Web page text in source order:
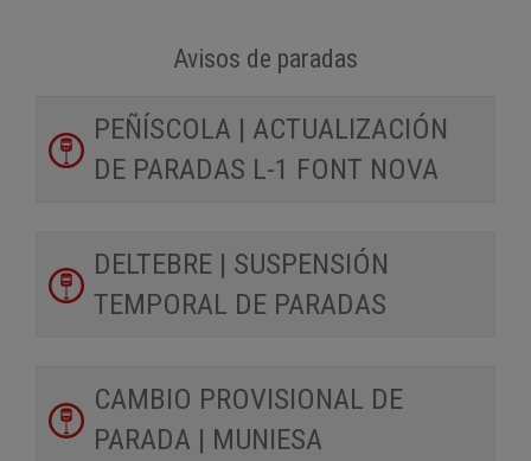
Avisos de paradas
PEÑÍSCOLA | ACTUALIZACIÓN
DE PARADAS L-1 FONT NOVA
DELTEBRE | SUSPENSIÓN
TEMPORAL DE PARADAS
CAMBIO PROVISIONAL DE
PARADA | MUNIESA